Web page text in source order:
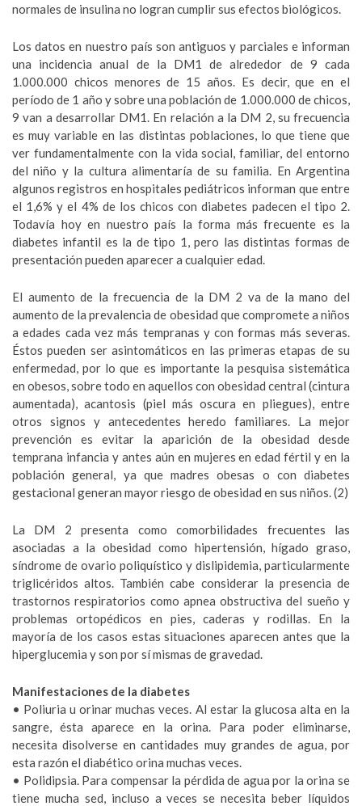
normales de insulina no logran cumplir sus efectos biológicos.
Los datos en nuestro país son antiguos y parciales e informan
una incidencia anual de la DM1 de alrededor de 9 cada
1.000.000 chicos menores de 15 años. Es decir, que en el
período de 1 año y sobre una población de 1.000.000 de chicos,
9 van a desarrollar DM1. En relación a la DM 2, su frecuencia
es muy variable en las distintas poblaciones, lo que tiene que
ver fundamentalmente con la vida social, familiar, del entorno
del niño y la cultura alimentaría de su familia. En Argentina
algunos registros en hospitales pediátricos informan que entre
el 1,6% y el 4% de los chicos con diabetes padecen el tipo 2.
Todavía hoy en nuestro país la forma más frecuente es la
diabetes infantil es la de tipo 1, pero las distintas formas de
presentación pueden aparecer a cualquier edad.
El aumento de la frecuencia de la DM 2 va de la mano del
aumento de la prevalencia de obesidad que compromete a niños
a edades cada vez más tempranas y con formas más severas.
Éstos pueden ser asintomáticos en las primeras etapas de su
enfermedad, por lo que es importante la pesquisa sistemática
en obesos, sobre todo en aquellos con obesidad central (cintura
aumentada), acantosis (piel más oscura en pliegues), entre
otros signos y antecedentes heredo familiares. La mejor
prevención es evitar la aparición de la obesidad desde
temprana infancia y antes aún en mujeres en edad fértil y en la
población general, ya que madres obesas o con diabetes
gestacional generan mayor riesgo de obesidad en sus niños. (2)
La DM 2 presenta como comorbilidades frecuentes las
asociadas a la obesidad como hipertensión, hígado graso,
síndrome de ovario poliquístico y dislipidemia, particularmente
triglicéridos altos. También cabe considerar la presencia de
trastornos respiratorios como apnea obstructiva del sueño y
problemas ortopédicos en pies, caderas y rodillas. En la
mayoría de los casos estas situaciones aparecen antes que la
hiperglucemia y son por sí mismas de gravedad.
Manifestaciones de la diabetes
• Poliuria u orinar muchas veces. Al estar la glucosa alta en la
sangre, ésta aparece en la orina. Para poder eliminarse,
necesita disolverse en cantidades muy grandes de agua, por
esta razón el diabético orina muchas veces.
• Polidipsia. Para compensar la pérdida de agua por la orina se
tiene mucha sed, incluso a veces se necesita beber líquidos